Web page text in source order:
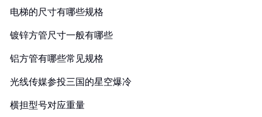
电梯的尺寸有哪些规格
镀锌方管尺寸一般有哪些
铝方管有哪些常见规格
光线传媒参投三国的星空爆冷
横担型号对应重量